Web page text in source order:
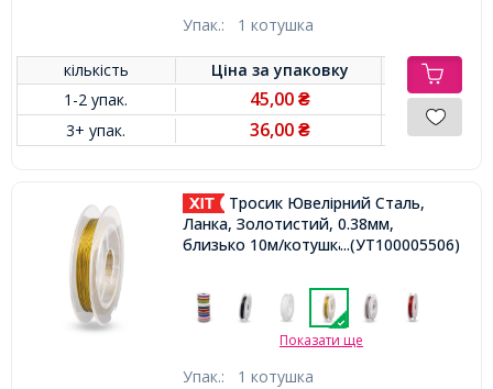
Упак.: 1 котушка
кількість Ціна заупаковку
1-2 упак.
45,00₴
3+ упак. 36,00₴
Тросик Ювелірний Сталь,
Ланка, Золотистий, 0.38мм,
близько 10м/котушка,...(УТ100005506)
Показати ще
Упак.: 1 котушка